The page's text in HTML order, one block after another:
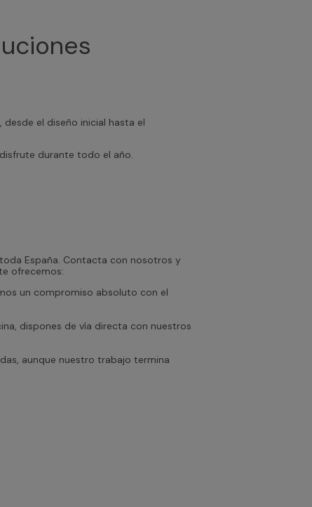
el diseño inicial hasta el
durante todo el año.
España. Contacta con nosotros y
ofrecemos:
un compromiso absoluto con el
dispones de vía directa con nuestros
aunque nuestro trabajo termina